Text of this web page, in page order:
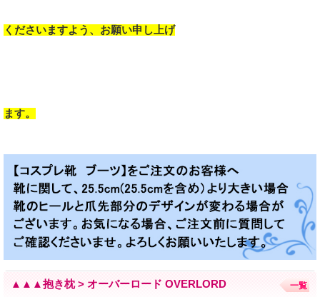
くださいますよう、お願い申し上げ
ます。
▲▲▲抱き枕 > オーバーロード OVERLORD 一覧